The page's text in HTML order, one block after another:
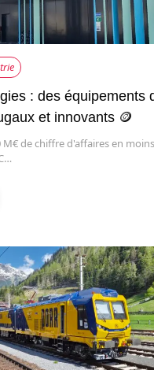
: des équipements
et innovants 🪙
M€ de chiffre d'affaires en